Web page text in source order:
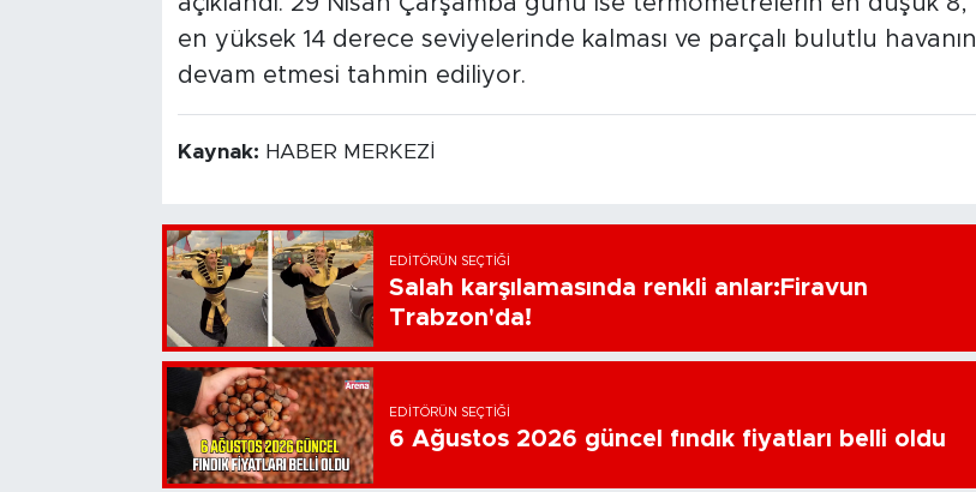
en yüksek 14 derece seviyelerinde kalması ve parçalı bulutlu havanın
devam etmesi tahmin ediliyor.
Kaynak: HABER MERKEZİ
EDITÖRÜN SEÇTIĞI
Salah karşılamasında renkli anlar:Firavun
Trabzon'da!
EDITÖRÜN SEÇTIĞI
6 Ağustos 2026 güncel fındık fiyatları belli oldu